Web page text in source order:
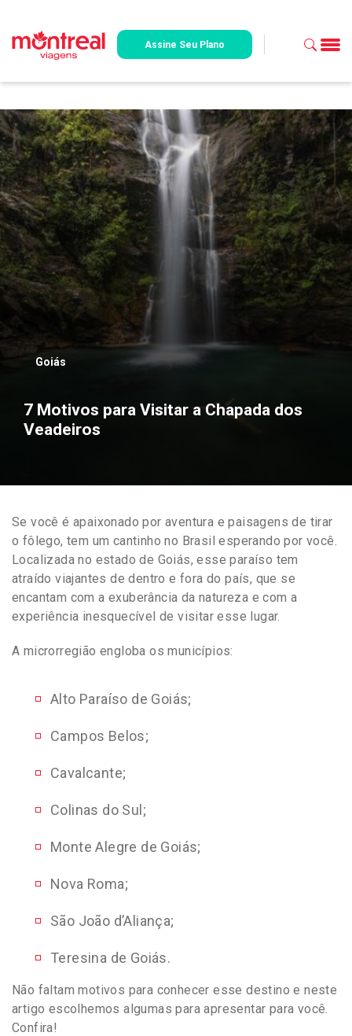
Assine Seu Plano
Goiás
7 Motivos para Visitar a Chapada dos
Veadeiros
Se você é apaixonado por aventura e paisagens de tirar
o fôlego, tem um cantinho no Brasil esperando por você.
Localizada no estado de Goiás, esse paraíso tem
atraído viajantes de dentro e fora do país, que se
encantam com a exuberância da natureza e com a
experiência inesquecível de visitar esse lugar.
A microrregião engloba os municípios:
Alto Paraíso de Goiás;
Campos Belos;
Cavalcante;
Colinas do Sul;
Monte Alegre de Goiás;
Nova Roma;
São João d’Aliança;
Teresina de Goiás.
Não faltam motivos para conhecer esse destino e neste
artigo escolhemos algumas para apresentar para você.
Confira!